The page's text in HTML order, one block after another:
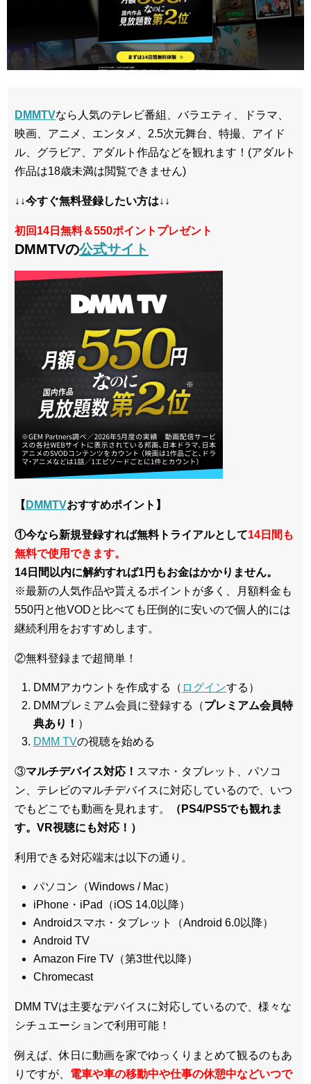
DMMTVなら人気のテレビ番組、バラエティ、ドラマ、
映画、アニメ、エンタメ、2.5次元舞台、特撮、アイド
ル、グラビア、アダルト作品などを観れます！(アダルト
作品は18歳未満は閲覧できません)
↓↓今すぐ無料登録したい方は↓↓
初回14日無料＆550ポイントプレゼント
DMMTVの公式サイト
【 DMMTVおすすめポイント】
①今なら新規登録すれば無料トライアルとして14日間も
無料で使用できます。
14日間以内に解約すれば1円もお金はかかりません。
※最新の人気作品や貰えるポイントが多く、月額料金も
550円と他VODと比べても圧倒的に安いので個人的には
継続利用をおすすめします。
②無料登録まで超簡単！
DMMアカウントを作成する（ ログインする）
DMMプレミアム会員に登録する（プレミアム会員特
典あり！ ）
DMM TVの視聴を始める
③マルチデバイス対応！ スマホ・タブレット、パソコ
ン、テレビのマルチデバイスに対応しているので、いつ
でもどこでも動画を見れます。
（PS4/PS5でも観れま
す。VR視聴にも対応！）
利用できる対応端末は以下の通り。
パソコン（Windows / Mac）
iPhone・iPad（iOS 14.0以降）
Androidスマホ・タブレット（Android 6.0以降）
Android TV
Amazon Fire TV（第3世代以降）
Chromecast
DMM TVは主要なデバイスに対応しているので、 様々な
シチュエーションで利用可能！
例えば、休日に動画を家でゆっくりまとめて観るのもあ
りですが、 電車や車の移動中や仕事の休憩中などいつで